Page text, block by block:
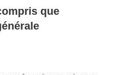
que